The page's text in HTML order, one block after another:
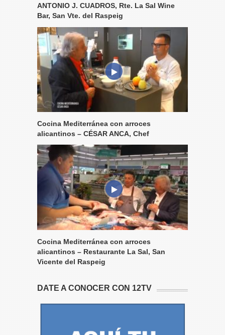
ANTONIO J. CUADROS, Rte. La Sal Wine
Bar, San Vte. del Raspeig
Cocina Mediterránea con arroces
alicantinos – CÉSAR ANCA, Chef
Cocina Mediterránea con arroces
alicantinos – Restaurante La Sal, San
Vicente del Raspeig
DATE A CONOCER CON 12TV